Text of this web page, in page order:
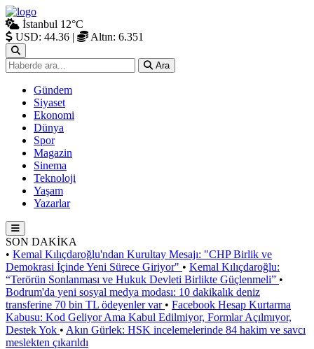
İstanbul 12°C
USD: 44.36 | Altın: 6.351
Ara
Gündem
Siyaset
Ekonomi
Dünya
Spor
Magazin
Sinema
Teknoloji
Yaşam
Yazarlar
SON DAKİKA
• Kemal Kılıçdaroğlu'ndan Kurultay Mesajı: "CHP Birlik ve
Demokrasi İçinde Yeni Sürece Giriyor" • Kemal Kılıçdaroğlu:
“Terörün Sonlanması ve Hukuk Devleti Birlikte Güçlenmeli” •
Bodrum'da yeni sosyal medya modası: 10 dakikalık deniz
transferine 70 bin TL ödeyenler var • Facebook Hesap Kurtarma
Kabusu: Kod Geliyor Ama Kabul Edilmiyor, Formlar Açılmıyor,
Destek Yok • Akın Gürlek: HSK incelemelerinde 84 hakim ve savcı
meslekten çıkarıldı